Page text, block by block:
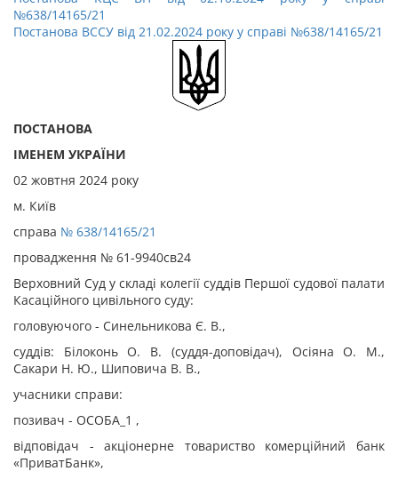
№638/14165/21
Постанова ВССУ від 21.02.2024 року у справі №638/14165/21
ПОСТАНОВА
ІМЕНЕМ УКРАЇНИ
02 жовтня 2024 року
м. Київ
справа № 638/14165/21
провадження № 61-9940св24
Верховний Суд у складі колегії суддів Першої судової палати
Касаційного цивільного суду:
головуючого - Синельникова Є. В.,
суддів: Білоконь О. В. (суддя-доповідач), Осіяна О. М.,
Сакари Н. Ю., Шиповича В. В.,
учасники справи:
позивач - ОСОБА_1 ,
відповідач - акціонерне товариство комерційний банк
«ПриватБанк»,